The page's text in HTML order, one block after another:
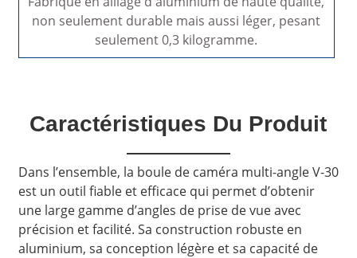
non seulement durable mais aussi léger, pesant
seulement 0,3 kilogramme.
Caractéristiques Du Produit
Dans l’ensemble, la boule de caméra multi-angle V-30
est un outil fiable et efficace qui permet d’obtenir
une large gamme d’angles de prise de vue avec
précision et facilité. Sa construction robuste en
aluminium, sa conception légère et sa capacité de